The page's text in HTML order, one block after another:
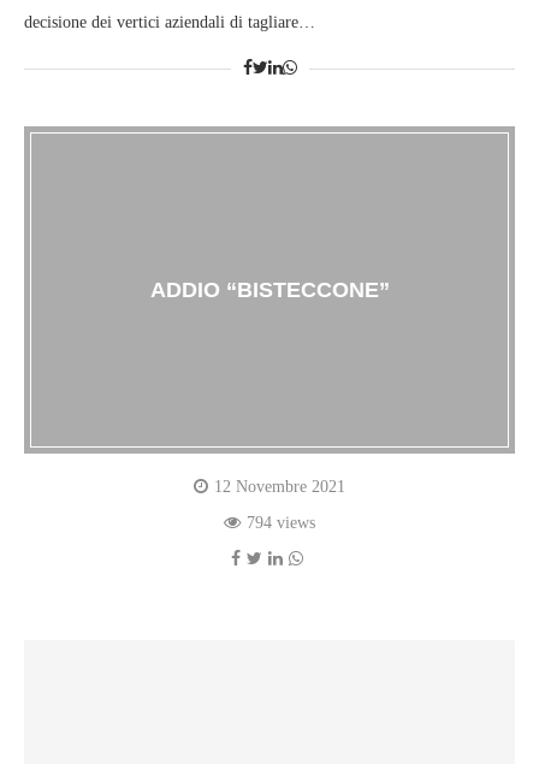
decisione dei vertici aziendali di tagliare…
ADDIO “BISTECCONE”
12 Novembre 2021
794 views